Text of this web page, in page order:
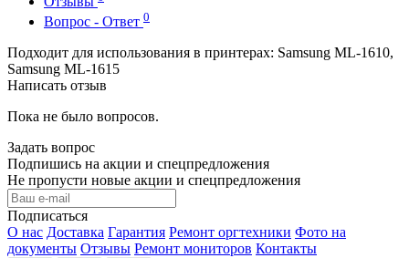
Вопрос - Ответ 0
Подходит для использования в принтерах: Samsung ML-1610,
Samsung ML-1615
Написать отзыв
Пока не было вопросов.
Задать вопрос
Подпишись на акции и спецпредложения
Не пропусти новые акции и спецпредложения
Подписаться
О нас Доставка Гарантия Ремонт оргтехники Фото на
документы Отзывы Ремонт мониторов Контакты